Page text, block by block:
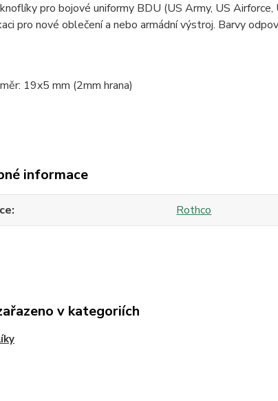
pro bojové uniformy BDU (US Army, US
pro nové oblečení a nebo armádní výstroj. Barvy
19x5 mm (2mm hrana)
informace
Rothco
v kategoriích